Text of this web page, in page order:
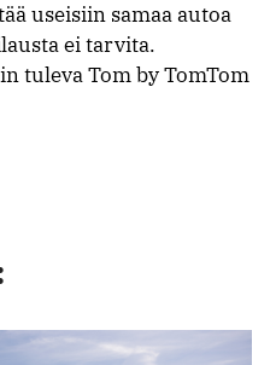
useisiin samaa autoa
ei tarvita.
tuleva Tom by TomTom